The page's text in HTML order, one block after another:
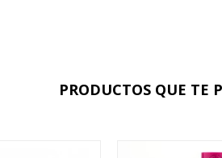
PRODUCTOS QUE TE